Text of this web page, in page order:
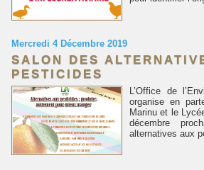
Mercredi 4 Décembre 2019
SALON DES
PESTICIDES
L’Office de
organise en
Marinu et le
décembre
alternatives aux